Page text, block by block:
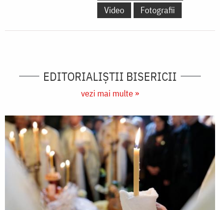
Video
Fotografii
EDITORIALIȘTII BISERICII
vezi mai multe »